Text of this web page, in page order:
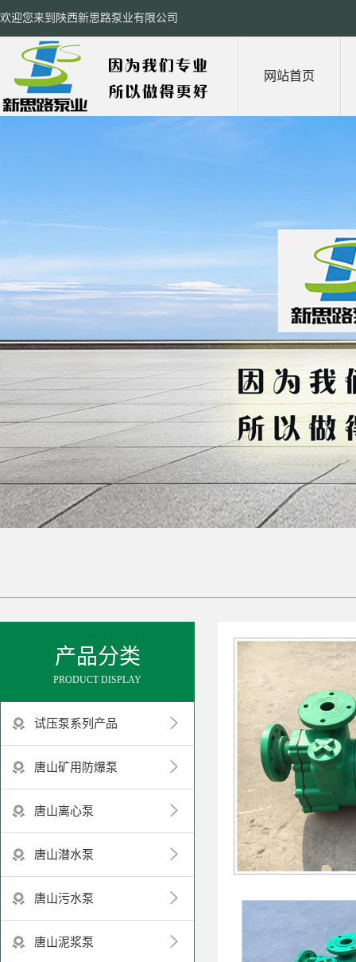
欢迎您来到陕西新思路泵业有限公司
网站首页
产品分类
PRODUCT DISPLAY
试压泵系列产品
唐山矿用防爆泵
唐山离心泵
唐山潜水泵
唐山污水泵
唐山泥浆泵